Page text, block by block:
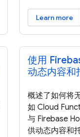
Learn more
使用
动态内容和
概述了如何将
如 Cloud
与 Firebase
供动态内容和